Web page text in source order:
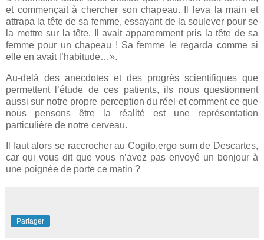
et commençait à chercher son chapeau. Il leva la main et
attrapa la tête de sa femme, essayant de la soulever pour se
la mettre sur la tête. Il avait apparemment pris la tête de sa
femme pour un chapeau ! Sa femme le regarda comme si
elle en avait l’habitude…».
Au-delà des anecdotes et des progrès scientifiques que
permettent l’étude de ces patients, ils nous questionnent
aussi sur notre propre perception du réel et comment ce que
nous pensons être la réalité est une représentation
particulière de notre cerveau.
Il faut alors se raccrocher au Cogito,ergo sum de Descartes,
car qui vous dit que vous n’avez pas envoyé un bonjour à
une poignée de porte ce matin ?
Partager